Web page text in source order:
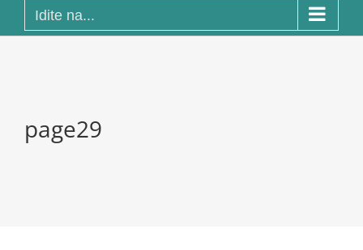
Idite na...
page29